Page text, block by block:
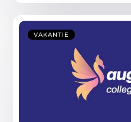
VAKANTIE